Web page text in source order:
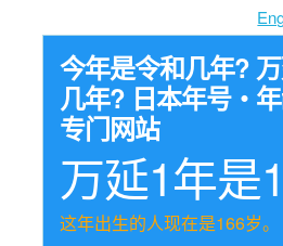
今年是令和几年?
几年? 日本年号・
专门网站
万延1年是
这年出生的人现在是166岁。